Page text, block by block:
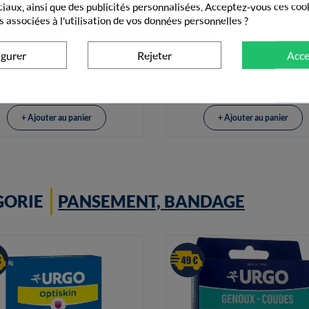
Duo Control Pression
61,90 €
Vue rapide
+ Ajouter au panier
Confiance Lady Niveau 2
Protections Anatomiques
4,50 €
 Vue rapide
+ Ajouter au panier
PANSEMENT, BANDAGE
ainsi que des publicités personnalisées. Acceptez-vous ces
associées à l'utilisation de vos données personnelles ?
Rejeter